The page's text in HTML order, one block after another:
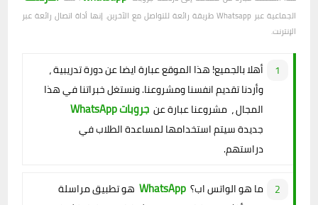
الجماعية عبر Whatsapp طريقة رائعة للتواصل مع الآخرين. إنها أداة اتصال رائعة عبر
الإنترنت.
أهلا بالجميع! هذا الموقع عبارة ايضا عن دورة تدريبية ،
وأردنا تقديم انفسنا ومشروعنا. ونستغل خبراتنا في هذا
المجال ، مشروعنا عبارة عن جروبات WhatsApp
جديدة سيتم استخدامها لمساعدة الطلاب في
دراستهم.
ما هو الواتس اب؟ WhatsApp هو تطبيق مراسلة